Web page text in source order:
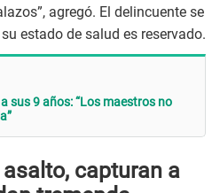
agregó. El delincuente se
estado de salud es reservado.
sus 9 años: “Los maestros no
capturan a